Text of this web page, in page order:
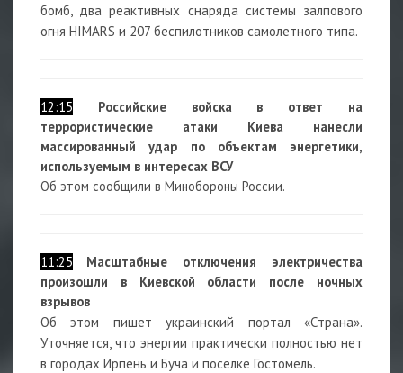
бомб, два реактивных снаряда системы залпового
огня HIMARS и 207 беспилотников самолетного типа.
12:15
Российские войска в ответ на
террористические атаки Киева нанесли
массированный удар по объектам энергетики,
используемым в интересах ВСУ
Об этом сообщили в Минобороны России.
11:25
Масштабные отключения электричества
произошли в Киевской области после ночных
взрывов
Об этом пишет украинский портал «Страна».
Уточняется, что энергии практически полностью нет
в городах Ирпень и Буча и поселке Гостомель.